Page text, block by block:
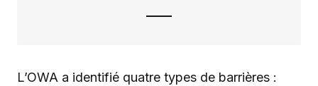
L’OWA a identifié quatre types de barrières :